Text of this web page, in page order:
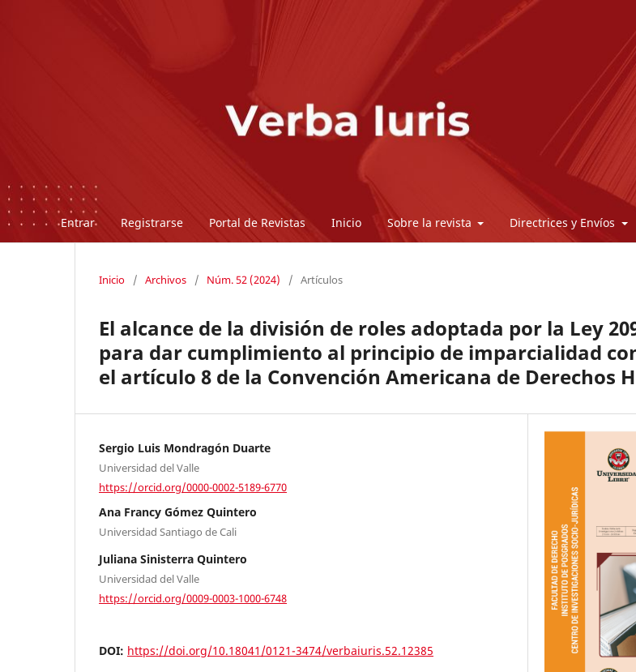
Entrar Registrarse Portal de Revistas Inicio Sobre la revista Directrices y Envíos
Inicio / Archivos / Núm. 52 (2024) / Artículos
El alcance de la división de roles adoptada por la Ley
para dar cumplimiento al principio de imparcialidad
el artículo 8 de la Convención Americana de Derechos
Sergio Luis Mondragón Duarte
Universidad del Valle
https://orcid.org/0000-0002-5189-6770
Ana Francy Gómez Quintero
Universidad Santiago de Cali
Juliana Sinisterra Quintero
Universidad del Valle
https://orcid.org/0009-0003-1000-6748
DOI: https://doi.org/10.18041/0121-3474/verbaiuris.52.12385